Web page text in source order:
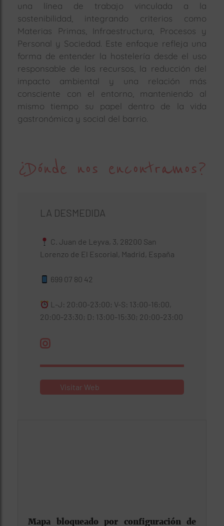
una línea de trabajo vinculada a la
sostenibilidad, integrando criterios como
Materias Primas, Infraestructura, Procesos
y
Personal y Sociedad. Este enfoque refleja una
forma de entender la hostelería desde el uso
responsable de los recursos, la reducción del
impacto ambiental y una relación más
consciente con el entorno, manteniendo al
mismo tiempo su papel dentro de la vida
gastronómica y social del barrio.
¿Dónde nos encontramos?
LA DESMEDIDA
C. Juan de Leyva, 3, 28200 San
Lorenzo de El Escorial, Madrid, España
699 07 80 42
L-J: 20:00-23:00; V-S: 13:00-16:00,
20:00-23:30; D: 13:00-15:30; 20:00-23:00
Visitar Web
Mapa bloqueado por configuración de